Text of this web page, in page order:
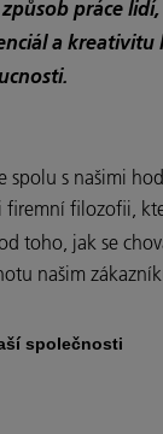
práce
a kreativitu
spolu s našimi
firemní filozofii,
toho, jak se
našim
společnosti